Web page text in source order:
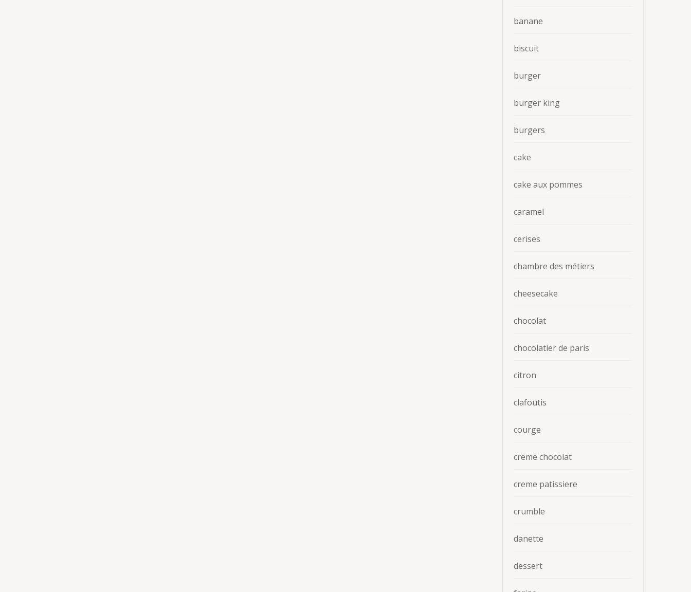
banane
biscuit
burger
burger king
burgers
cake
cake aux pommes
caramel
cerises
chambre des métiers
cheesecake
chocolat
chocolatier de paris
citron
clafoutis
courge
creme chocolat
creme patissiere
crumble
danette
dessert